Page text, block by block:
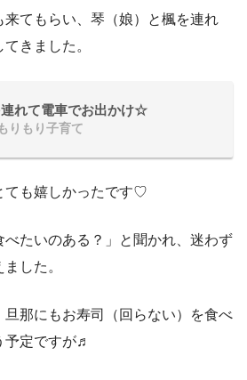
来てもらい、琴（娘）と楓を連れ
きました。
れて電車でお出かけ☆
りもり子育て
ても嬉しかったです♡
べたいのある？」と聞かれ、迷わず
した。
旦那にもお寿司（回らない）を食べ
予定ですが♬